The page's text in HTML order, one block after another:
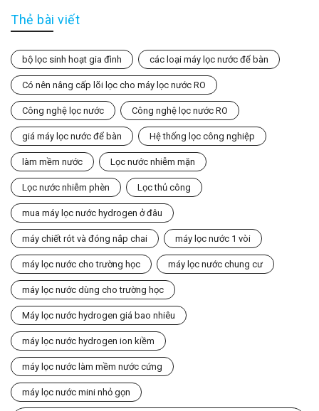
Thẻ bài viết
bộ lọc sinh hoạt gia đình các loại máy lọc nước để bàn
Có nên nâng cấp lõi lọc cho máy lọc nước RO
Công nghệ lọc nước Công nghệ lọc nước RO
giá máy lọc nước để bàn Hệ thống lọc công nghiệp
làm mềm nước Lọc nước nhiễm mặn
Lọc nước nhiễm phèn Lọc thủ công
mua máy lọc nước hydrogen ở đâu
máy chiết rót và đóng nắp chai máy lọc nước 1 vòi
máy lọc nước cho trường học máy lọc nước chung cư
máy lọc nước dùng cho trường học
Máy lọc nước hydrogen giá bao nhiêu
máy lọc nước hydrogen ion kiềm
máy lọc nước làm mềm nước cứng
máy lọc nước mini nhỏ gọn